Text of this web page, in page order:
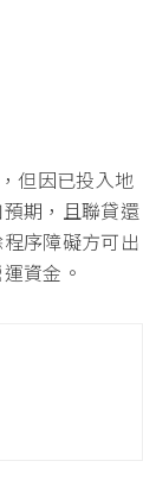
但因已投入地
期，且聯貸還
序障礙方可出
資金。